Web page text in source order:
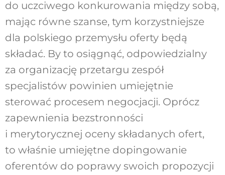
do uczciwego konkurowania między sobą,
mając równe szanse, tym korzystniejsze
dla polskiego przemysłu oferty będą
składać. By to osiągnąć, odpowiedzialny
za organizację przetargu zespół
specjalistów powinien umiejętnie
sterować procesem negocjacji. Oprócz
zapewnienia bezstronności
i merytorycznej oceny składanych ofert,
to właśnie umiejętne dopingowanie
oferentów do poprawy swoich propozycji